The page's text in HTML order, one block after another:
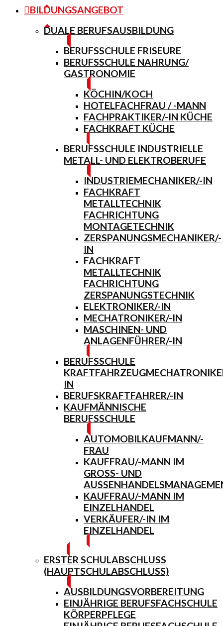
BILDUNGSANGEBOT
DUALE BERUFSAUSBILDUNG
BERUFSSCHULE FRISEURE
BERUFSSCHULE NAHRUNG/
GASTRONOMIE
KÖCHIN/KOCH
HOTELFACHFRAU / -MANN
FACHPRAKTIKER/-IN KÜCHE
FACHKRAFT KÜCHE
BERUFSSCHULE INDUSTRIELLE
METALL- UND ELEKTROBERUFE
INDUSTRIEMECHANIKER/-IN
FACHKRAFT
METALLTECHNIK
FACHRICHTUNG
MONTAGETECHNIK
ZERSPANUNGSMECHANIKER/-
IN
FACHKRAFT
METALLTECHNIK
FACHRICHTUNG
ZERSPANUNGSTECHNIK
ELEKTRONIKER/-IN
MECHATRONIKER/-IN
MASCHINEN- UND
ANLAGENFÜHRER/-IN
BERUFSSCHULE
IN
BERUFSKRAFTFAHRER/-IN
KAUFMÄNNISCHE
BERUFSSCHULE
AUTOMOBILKAUFMANN/-
FRAU
KAUFFRAU/-MANN IM
GROSS- UND A
USSENHANDELSMANAGEMENT
KAUFFRAU/-MANN IM
EINZELHANDEL
VERKÄUFER/-IN IM
EINZELHANDEL
ERSTER SCHULABSCHLUSS
(HAUPTSCHULABSCHLUSS)
AUSBILDUNGSVORBEREITUNG
EINJÄHRIGE BERUFSFACHSCHULE
KÖRPERPFLEGE